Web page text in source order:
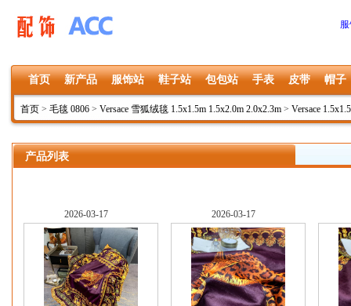
首页 新产品 服饰站 鞋子站 包包站 手表 皮带 帽子
首页 > 毛毯 0806 > Versace 雪狐绒毯 1.5x1.5m 1.5x2.0m 2.0x2.3m > Versace
产品列表
2026-03-17 2026-03-17